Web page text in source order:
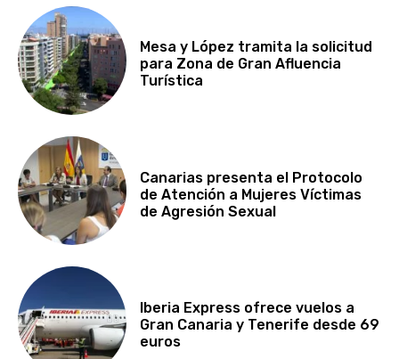
Mesa y López tramita la solicitud
para Zona de Gran Afluencia
Turística
Canarias presenta el Protocolo
de Atención a Mujeres Víctimas
de Agresión Sexual
Iberia Express ofrece vuelos a
Gran Canaria y Tenerife desde 69
euros